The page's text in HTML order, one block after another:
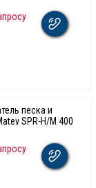
песка и
SPR-H/M 400